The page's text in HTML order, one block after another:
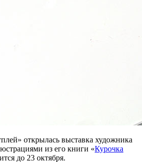
открылась выставка художника
из его книги «Курочка
до 23 октября.